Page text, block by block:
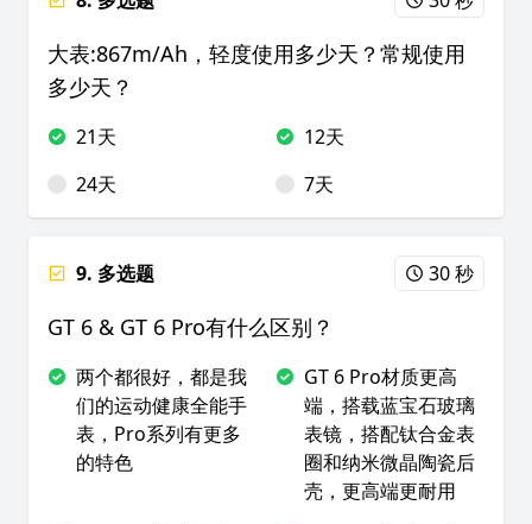
大表:867m/Ah，轻度使用多少天？常规使用
多少天？
21天
12天
24天
7天
9. 多选题 30 秒
GT 6 & GT 6 Pro有什么区别？
两个都很好，都是我
们的运动健康全能手
表，Pro系列有更多
的特色
GT 6 Pro材质更高
端，搭载蓝宝石玻璃
表镜，搭配钛合金表
圈和纳米微晶陶瓷后
壳，更高端更耐用